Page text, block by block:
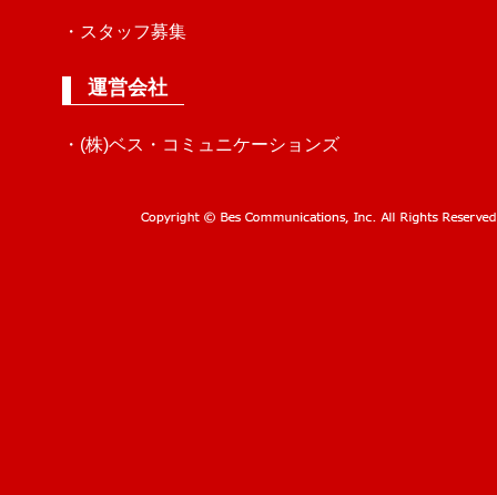
・スタッフ募集
運営会社
・(株)ベス・コミュニケーションズ